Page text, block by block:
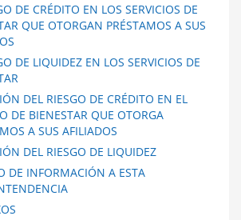
DE CRÉDITO EN LOS SERVICIOS DE
QUE OTORGAN PRÉSTAMOS A SUS
DE LIQUIDEZ EN LOS SERVICIOS DE
DEL RIESGO DE CRÉDITO EN EL
DE BIENESTAR QUE OTORGA
A SUS AFILIADOS
DEL RIESGO DE LIQUIDEZ
DE INFORMACIÓN A ESTA